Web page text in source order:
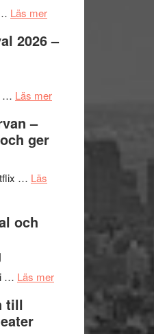
åretsFilmstadens
stipendium
Läs merom
Det
–
och
2026 –
… Läs merom
vidsträckta
–
ger
… Läs
och
… Läs merom
Hannes
till